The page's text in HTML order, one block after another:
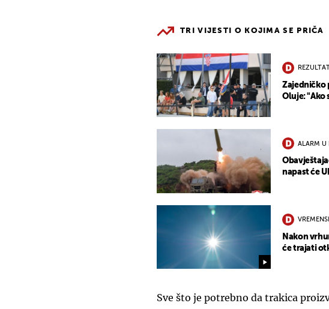
TRI VIJESTI O KOJIMA SE PRIČA
Zajedničko
Oluje: "Ako
ALARM U
napast će
Nakon
će trajati
Sve što je potrebno da trakica